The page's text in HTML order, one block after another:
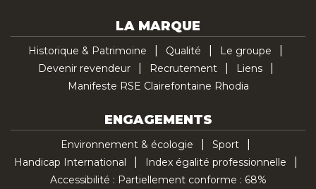
LA MARQUE
Historique & Patrimoine Qualité
Le groupe
Devenir revendeur
Recrutement
Liens
Manifeste RSE Clairefontaine Rhodia
ENGAGEMENTS
Environnement & écologie
Sport
Handicap International
Index égalité professionnelle
Accessibilité : Partiellement conforme : 68%